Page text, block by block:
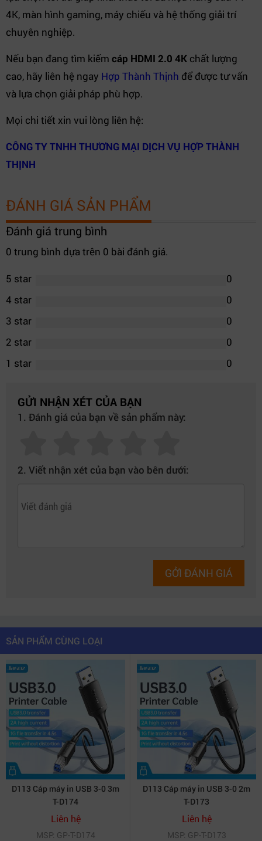
4K, màn hình gaming, máy chiếu và hệ thống giải trí
chuyên nghiệp.
Nếu bạn đang tìm kiếm cáp HDMI 2.0 4K chất lượng
cao, hãy liên hệ ngay Hợp Thành Thịnh để được tư vấn
và lựa chọn giải pháp phù hợp.
Mọi chi tiết xin vui lòng liên hệ:
CÔNG TY TNHH THƯƠNG MẠI DỊCH VỤ HỢP THÀNH
THỊNH
ĐÁNH GIÁ SẢN PHẨM
Đánh giá trung bình
0 trung bình dựa trên 0 bài đánh giá.
5 star
0
4 star
0
3 star
0
2 star
0
1 star
0
GỬI NHẬN XÉT CỦA BẠN
1. Đánh giá của bạn về sản phẩm này:
2. Viết nhận xét của bạn vào bên dưới:
GỞI ĐÁNH GIÁ
SẢN PHẨM CÙNG LOẠI
D113 Cáp máy in USB 3-0 3m
T-D174
Liên hệ
MSP: GP-T-D174
D113 Cáp máy in USB 3-0 2m
T-D173
Liên hệ
MSP: GP-T-D173